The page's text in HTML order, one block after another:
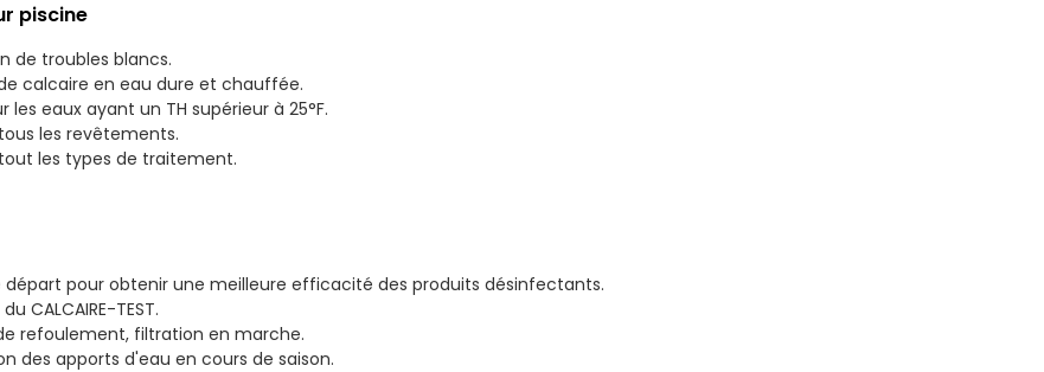
piscine
de troubles blancs.
calcaire en eau dure et chauffée.
les eaux ayant un TH supérieur à 25°F.
les revêtements.
les types de traitement.
pour obtenir une meilleure efficacité des produits désinfectants.
CALCAIRE-TEST.
refoulement, filtration en marche.
des apports d'eau en cours de saison.